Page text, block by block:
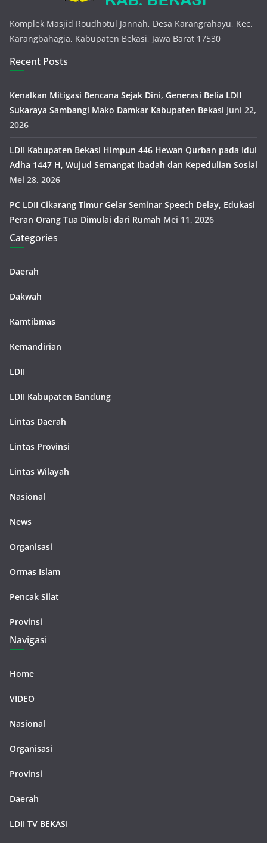
Komplek Masjid Roudhotul Jannah, Desa Karangrahayu, Kec.
Karangbahagia, Kabupaten Bekasi, Jawa Barat 17530
Recent Posts
Kenalkan Mitigasi Bencana Sejak Dini, Generasi Belia LDII
Sukaraya Sambangi Mako Damkar Kabupaten Bekasi Juni 22,
2026
LDII Kabupaten Bekasi Himpun 446 Hewan Qurban pada Idul
Adha 1447 H, Wujud Semangat Ibadah dan Kepedulian Sosial
Mei 28, 2026
PC LDII Cikarang Timur Gelar Seminar Speech Delay, Edukasi
Peran Orang Tua Dimulai dari Rumah Mei 11, 2026
Categories
Daerah
Dakwah
Kamtibmas
Kemandirian
LDII
LDII Kabupaten Bandung
Lintas Daerah
Lintas Provinsi
Lintas Wilayah
Nasional
News
Organisasi
Ormas Islam
Pencak Silat
Provinsi
Navigasi
Home
VIDEO
Nasional
Organisasi
Provinsi
Daerah
LDII TV BEKASI